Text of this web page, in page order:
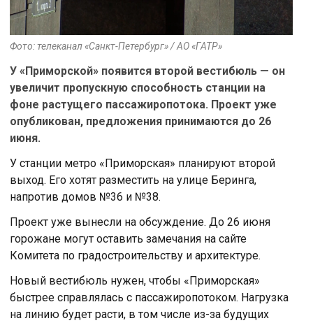
Фото: телеканал «Санкт-Петербург» / АО «ГАТР»
У «Приморской» появится второй вестибюль — он
увеличит пропускную способность станции на
фоне растущего пассажиропотока. Проект уже
опубликован, предложения принимаются до 26
июня.
У станции метро «Приморская» планируют второй
выход. Его хотят разместить на улице Беринга,
напротив домов №36 и №38.
Проект уже вынесли на обсуждение. До 26 июня
горожане могут оставить замечания на сайте
Комитета по градостроительству и архитектуре.
Новый вестибюль нужен, чтобы «Приморская»
быстрее справлялась с пассажиропотоком. Нагрузка
на линию будет расти, в том числе из-за будущих